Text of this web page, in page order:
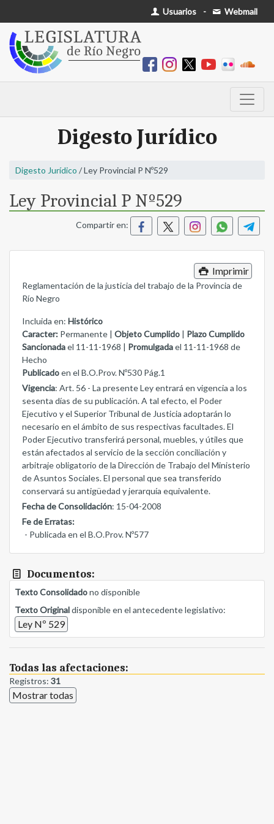
Usuarios - Webmail
Digesto Jurídico
Digesto Jurídico / Ley Provincial P Nº529
Ley Provincial P Nº529
Compartir en:
Imprimir
Reglamentación de la justicia del trabajo de la Provincia de
Río Negro
Incluida en: Histórico
Caracter: Permanente | Objeto Cumplido
Plazo Cumplido
Sancionadael 11-11-1968 | Promulgadael 11-11-1968 de
Hecho
Publicadoen el B.O.Prov. Nº530 Pág.1
Vigencia: Art. 56 - La presente Ley entrará en vigencia a los
sesenta días de su publicación. A tal efecto, el Poder
Ejecutivo y el Superior Tribunal de Justicia adoptarán lo
necesario en el ámbito de sus respectivas facultades. El
Poder Ejecutivo transferirá personal, muebles, y útiles que
están afectados al servicio de la sección conciliación y
arbitraje obligatorio de la Dirección de Trabajo del Ministerio
de Asuntos Sociales. El personal que sea transferido
conservará su antigüedad y jerarquía equivalente.
Fecha de Consolidación: 15-04-2008
Fe de Erratas:
- Publicada en el B.O.Prov. Nº577
Documentos:
Texto Consolidadono disponible
Texto Originaldisponible en el antecedente legislativo:
Ley Nº 529
Todas las afectaciones:
Registros: 31
Mostrar todas